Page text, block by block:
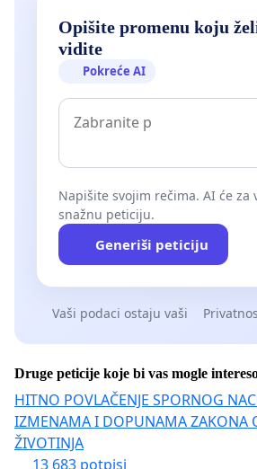
Opišite promenu koju
vidite
Pokreće AI
Napišite svojim rečima. AI će za
snažnu peticiju.
Generiši peticiju
Vaši podaci ostaju vaši
Druge peticije koje bi vas mogle
HITNO POVLAČENJE SPORNOG
IZMENAMA I DOPUNAMA ZAKONA
ŽIVOTINJA
13 683 potpisi